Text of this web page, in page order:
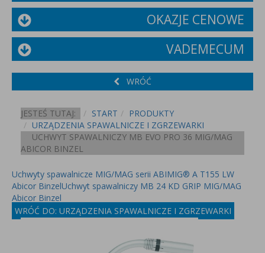
OKAZJE CENOWE
VADEMECUM
WRÓĆ
JESTEŚ TUTAJ: START
PRODUKTY
URZĄDZENIA SPAWALNICZE I ZGRZEWARKI
UCHWYT SPAWALNICZY MB EVO PRO 36 MIG/MAG
ABICOR BINZEL
Uchwyty spawalnicze MIG/MAG serii ABIMIG® A T155 LW
Abicor BinzelUchwyt spawalniczy MB 24 KD GRIP MIG/MAG
Abicor Binzel
WRÓĆ DO: URZĄDZENIA SPAWALNICZE I ZGRZEWARKI